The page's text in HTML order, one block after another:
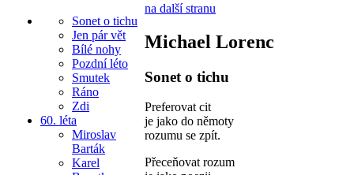
Sonet o tichu
Jen pár vět
Bílé nohy
Pozdní léto
Smutek
Ráno
Zdi
60. léta
Miroslav
Barták
Karel
na další stranu
Michael Lorenc
Sonet o tichu
Preferovat cit
je jako do němoty
rozumu se zpít.
Přeceňovat rozum